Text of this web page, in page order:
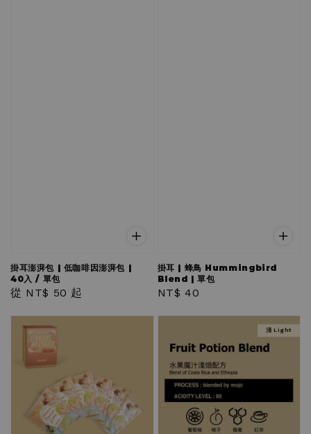
掛耳澎湃包 | 低咖啡因澎湃包 |
40入 / 單包
Regular
從 NT$ 50 起
掛耳 | 蜂鳥 Hummingbird
Blend | 單包
Regular
NT$ 40
淺 Light